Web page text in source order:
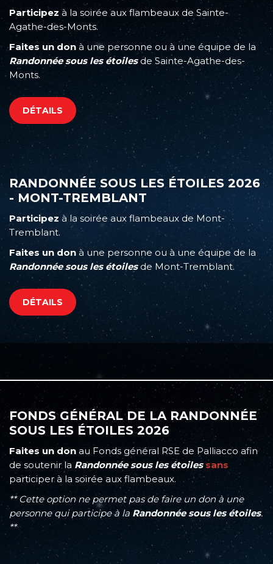
Participez à la soirée aux flambeaux de Sainte-
Agathe-des-Monts.
Faites un don à une personne ou à une équipe de la
Randonnée sous les étoilesde Sainte-Agathe-des-
Monts.
DÉTAILS
RANDONNÉE SOUS LES ÉTOILES 2026
- MONT-TREMBLANT
Participez à la soirée aux flambeaux de Mont-
Tremblant.
Faites un don à une personne ou à une équipe de la
Randonnée sous les étoilesde Mont-Tremblant.
DÉTAILS
FONDS GÉNÉRAL DE LA RANDONNÉE
SOUS LES ÉTOILES 2026
Faites un don au Fonds général RSE de Palliacco afin
de soutenir la Randonnée sous les étoiles sans
participer à la soirée aux flambeaux.
** Cette option ne permet pas de faire un don à une
personne qui participe à la Randonnée sous les étoiles.
**